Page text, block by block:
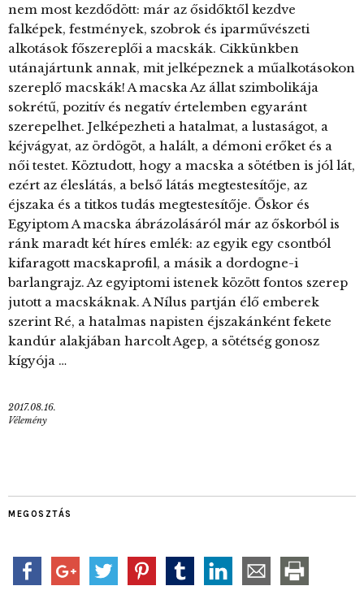
nem most kezdődött: már az ősidőktől kezdve
falképek, festmények, szobrok és iparművészeti
alkotások főszereplői a macskák. Cikkünkben
utánajártunk annak, mit jelképeznek a műalkotásokon
szereplő macskák! A macska Az állat szimbolikája
sokrétű, pozitív és negatív értelemben egyaránt
szerepelhet. Jelképezheti a hatalmat, a lustaságot, a
kéjvágyat, az ördögöt, a halált, a démoni erőket és a
női testet. Köztudott, hogy a macska a sötétben is jól lát,
ezért az éleslátás, a belső látás megtestesítője, az
éjszaka és a titkos tudás megtestesítője. Őskor és
Egyiptom A macska ábrázolásáról már az őskorból is
ránk maradt két híres emlék: az egyik egy csontból
kifaragott macskaprofil, a másik a dordogne-i
barlangrajz. Az egyiptomi istenek között fontos szerep
jutott a macskáknak. A Nílus partján élő emberek
szerint Ré, a hatalmas napisten éjszakánként fekete
kandúr alakjában harcolt Agep, a sötétség gonosz
kígyója …
2017.08.16.
Vélemény
MEGOSZTÁS